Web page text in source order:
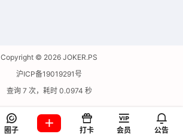
Copyright © 2026 JOKER.PS
沪ICP备19019291号
查询 7 次，耗时 0.0974 秒
圈子 打卡 会员 公告